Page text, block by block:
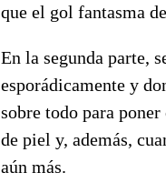
que el gol fantasma
En la segunda parte,
esporádicamente y
sobre todo para
de piel y, además,
aún más.